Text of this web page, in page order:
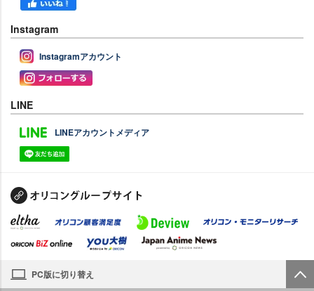
Instagram
Instagramアカウント
LINE
LINEアカウントメディア
PC版に切り替え